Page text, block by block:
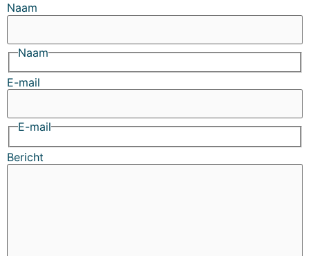
Naam
Naam
E-mail
E-mail
Bericht